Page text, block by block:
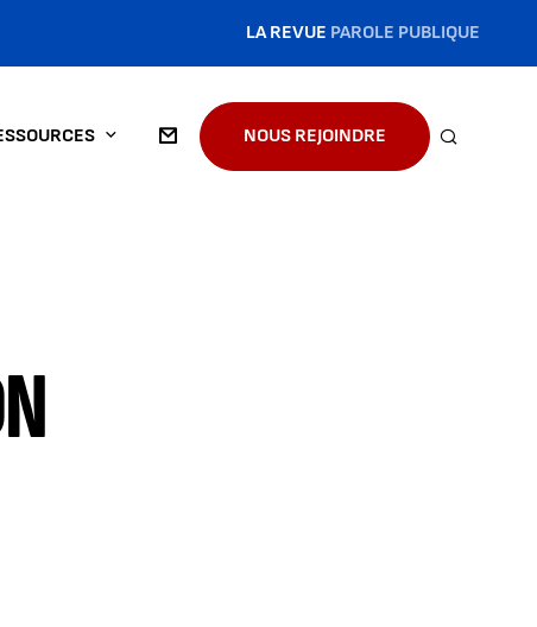
LA REVUE PAROLE PUBLIQUE
NOUS REJOINDRE